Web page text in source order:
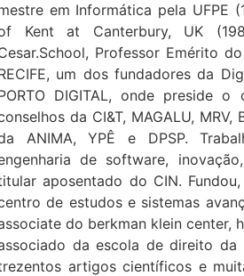
em Informática pela UFPE
Kent at Canterbury, UK
Professor Emérito do
um dos fundadores da
DIGITAL, onde preside
da CI&T, MAGALU,
ANIMA, YPÊ e DPSP.
de software,
aposentado do CIN.
de estudos e sistemas
do berkman klein center,
da escola de direito da
artigos científicos e